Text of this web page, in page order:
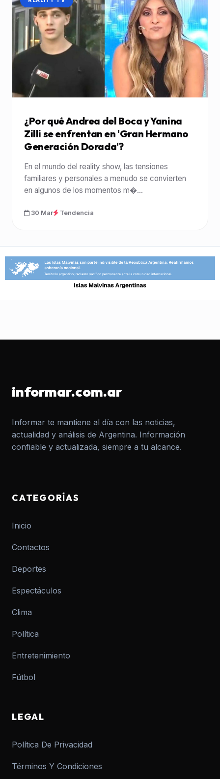
¿Por qué Andrea del Boca y Yanina
Zilli se enfrentan en 'Gran Hermano
Generación Dorada'?
En el mundo del reality show, las tensiones
familiares y personales a menudo se convierten
en algunos de los momentos m�...
30 Mar Tendencia
informar.com.ar
Informar te mantiene al día con las noticias,
actualidad y análisis de Argentina. Información
confiable y actualizada, siempre a tu alcance.
CATEGORÍAS
Inicio
Contactos
Deportes
Espectáculos
Clima
Política
Entretenimiento
Fútbol
LEGAL
Política De Privacidad
Términos Y Condiciones